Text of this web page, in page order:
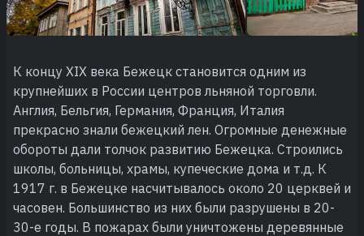
К концу XIX века Бежецк становится одним из
крупнейших в России центров льняной торговли.
Англия, Бельгия, Германия, Франция, Италия
прекрасно знали бежецкий лен. Огромные денежные
обороты дали толчок развитию Бежецка. Строились
школы, больницы, храмы, купеческие дома и т.д. К
1917 г. в Бежецке насчитывалось около 20 церквей и
часовен. Большинство из них были разрушены в 20-
30-е годы. В пожарах были уничтожены деревянные